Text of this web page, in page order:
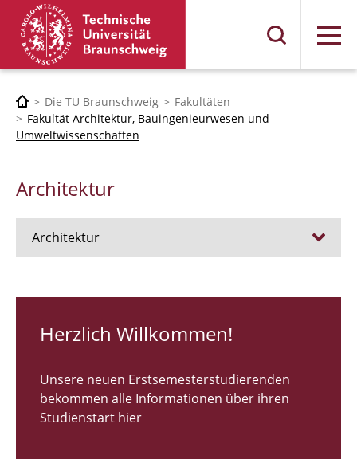
Menü
Die TU Braunschweig
Fakultäten
Fakultät Architektur, Bauingenieurwesen und
Umweltwissenschaften
Architektur
Architektur
RUNDGANG 26
Bachelor Architektur
Herzlich Willkommen!
Unsere neuen Erstsemesterstudierenden
bekommen alle Informationen über ihren
Studienstart hier